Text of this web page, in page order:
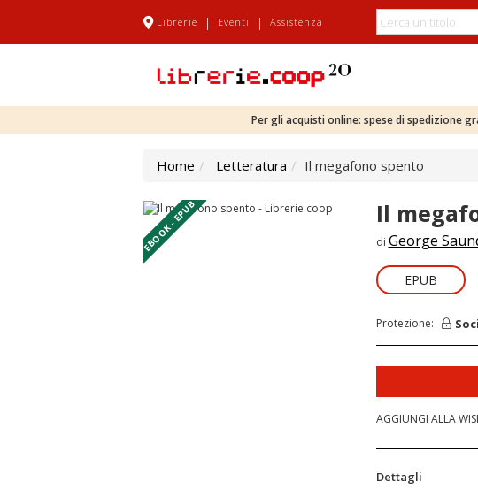
Librerie | Eventi | Assistenza
Per gli acquisti online: spese di spedizione
Home Letteratura Il megafono spento
EBOOK - EPUB Il
di George
EPUB
Protezione:
AGGIUNGI ALLA
Dettagli